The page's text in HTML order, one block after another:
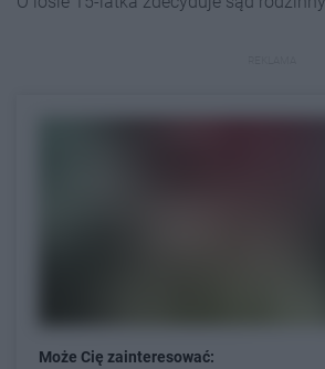
Może Cię zainteresować: